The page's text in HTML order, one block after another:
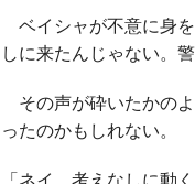
ベイシャが不意に身
しに来たんじゃない。
その声が砕いたかの
ったのかもしれない。